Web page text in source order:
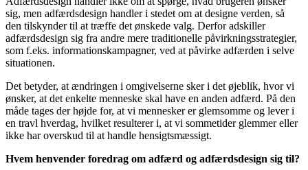
sig, men adfærdsdesign handler i stedet om at designe verden, så
den tilskynder til at træffe det ønskede valg. Derfor adskiller
adfærdsdesign sig fra andre mere traditionelle påvirkningsstrategier,
som f.eks. informationskampagner, ved at påvirke adfærden i selve
situationen.
Det betyder, at ændringen i omgivelserne sker i det øjeblik, hvor vi
ønsker, at det enkelte menneske skal have en anden adfærd. På den
måde tages der højde for, at vi mennesker er glemsomme og lever i
en travl hverdag, hvilket resulterer i, at vi sommetider glemmer eller
ikke har overskud til at handle hensigtsmæssigt.
Hvem henvender foredrag om adfærd og adfærdsdesign sig til?